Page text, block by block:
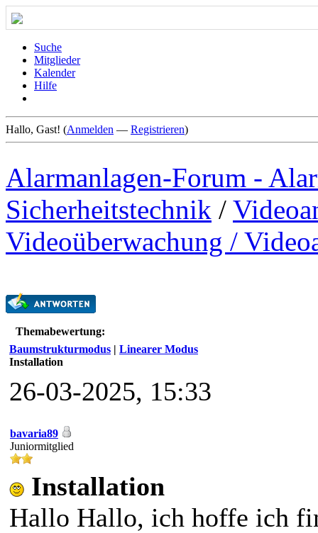
Suche
Mitglieder
Kalender
Hilfe
Hallo, Gast! (Anmelden — Registrieren)
Alarmanlagen-Forum -
Sicherheitstechnik /
Videoüberwachung /
Themabewertung:
Baumstrukturmodus | Linearer Modus
Installation
26-03-2025, 15:33
bavaria89
Juniormitglied
Installation
Hallo Hallo, ich hoffe ich